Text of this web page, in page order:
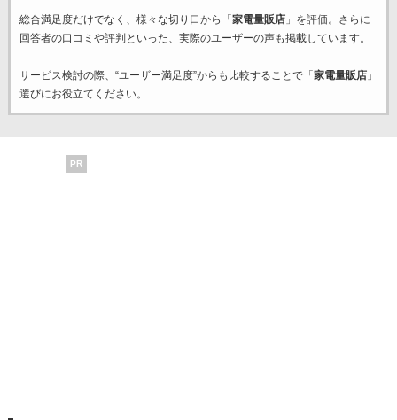
総合満足度だけでなく、様々な切り口から「 家電量販店」を評価。さらに
回答者の口コミや評判といった、実際のユーザーの声も掲載しています。
サービス検討の際、“ユーザー満足度”からも比較することで「 家電量販店」
選びにお役立てください。
PR